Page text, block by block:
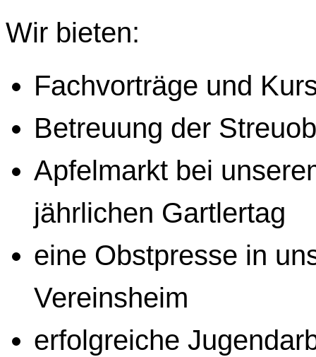
Wir bieten:
Fachvorträge und
Betreuung der
Apfelmarkt bei
jährlichen Gartlertag
eine Obstpresse in
Vereinsheim
erfolgreiche